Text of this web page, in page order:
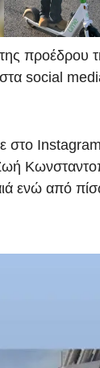
προέδρου
στα social
ενώ από